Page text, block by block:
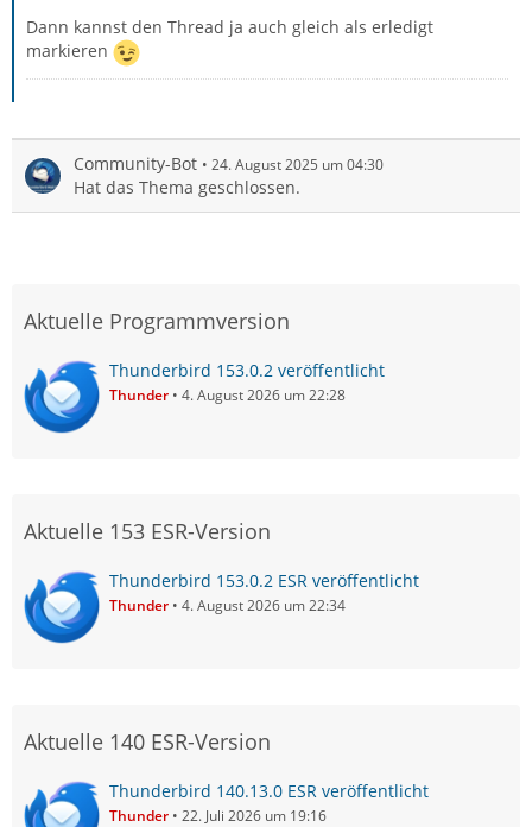
Dann kannst den Thread ja auch gleich als erledigt
markieren
Community-Bot 24. August 2025 um 04:30
Hat das Thema geschlossen.
Aktuelle Programmversion
Thunderbird 153.0.2 veröffentlicht
Thunder 4. August 2026 um 22:28
Aktuelle 153 ESR-Version
Thunderbird 153.0.2 ESR veröffentlicht
Thunder 4. August 2026 um 22:34
Aktuelle 140 ESR-Version
Thunderbird 140.13.0 ESR veröffentlicht
Thunder 22. Juli 2026 um 19:16